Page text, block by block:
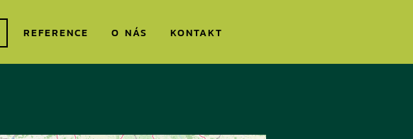
REFERENCE O NÁS KONTAKT